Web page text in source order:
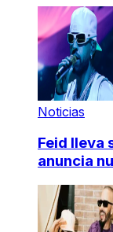
Noticias
Feid lleva
anuncia